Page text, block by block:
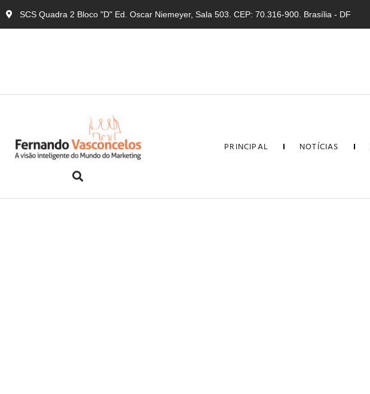
SCS Quadra 2 Bloco "D" Ed. Oscar Niemeyer, Sala 503. CEP: 70.316-900. Brasília - DF
PRINCIPAL NOTÍCIAS